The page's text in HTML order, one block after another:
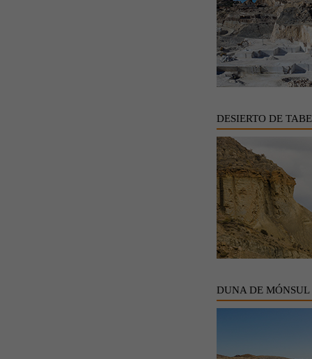
DESIERTO DE
DUNA DE MÓNSUL